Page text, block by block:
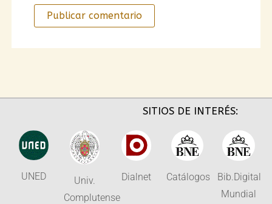
SITIOS DE INTERÉS:
UNED
Univ.
Complutense
Dialnet Catálogos
Bib.Digital
Mundial